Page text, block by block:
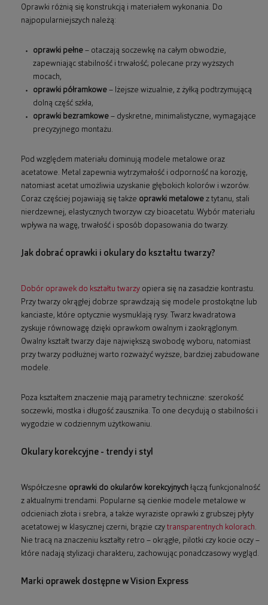
Oprawki różnią się konstrukcją i materiałem wykonania. Do
najpopularniejszych należą:
oprawki pełne – otaczają soczewkę na całym obwodzie,
zapewniając stabilność i trwałość; polecane przy wyższych
mocach,
oprawki półramkowe – lżejsze wizualnie, z żyłką podtrzymującą
dolną część szkła,
oprawki bezramkowe – dyskretne, minimalistyczne, wymagające
precyzyjnego montażu.
Pod względem materiału dominują modele metalowe oraz
acetatowe. Metal zapewnia wytrzymałość i odporność na korozję,
natomiast acetat umożliwia uzyskanie głębokich kolorów i wzorów.
Coraz częściej pojawiają się także oprawki metalowe z tytanu, stali
nierdzewnej, elastycznych tworzyw czy bioacetatu. Wybór materiału
wpływa na wagę, trwałość i sposób dopasowania do twarzy.
Jak dobrać oprawki i okulary do kształtu twarzy?
Dobór oprawek do kształtu twarzy opiera się na zasadzie kontrastu.
Przy twarzy okrągłej dobrze sprawdzają się modele prostokątne lub
kanciaste, które optycznie wysmuklają rysy. Twarz kwadratowa
zyskuje równowagę dzięki oprawkom owalnym i zaokrąglonym.
Owalny kształt twarzy daje największą swobodę wyboru, natomiast
przy twarzy podłużnej warto rozważyć wyższe, bardziej zabudowane
modele.
Poza kształtem znaczenie mają parametry techniczne: szerokość
soczewki, mostka i długość zausznika. To one decydują o stabilności i
wygodzie w codziennym użytkowaniu.
Okulary korekcyjne - trendy i styl
Współczesne oprawki do okularów korekcyjnych łączą funkcjonalność
z aktualnymi trendami. Popularne są cienkie modele metalowe w
odcieniach złota i srebra, a także wyraziste oprawki z grubszej płyty
acetatowej w klasycznej czerni, brązie czy transparentnych kolorach.
Nie tracą na znaczeniu kształty retro – okrągłe, pilotki czy kocie oczy –
które nadają stylizacji charakteru, zachowując ponadczasowy wygląd.
Marki oprawek dostępne w Vision Express